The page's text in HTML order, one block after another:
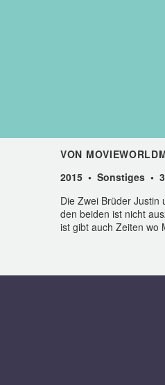
VON
2015 • Sonstiges •
Die Zwei Brüder Justin
den beiden ist nicht
ist gibt auch Zeiten wo